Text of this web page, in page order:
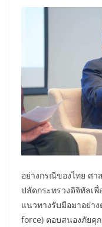
อย่างกรณีของไทย ศา
ปลัดกระทรวงดิจิทัลเพื่
แนวทางรับมือมาอย่าง
force) ตอบสนองภัยคุ